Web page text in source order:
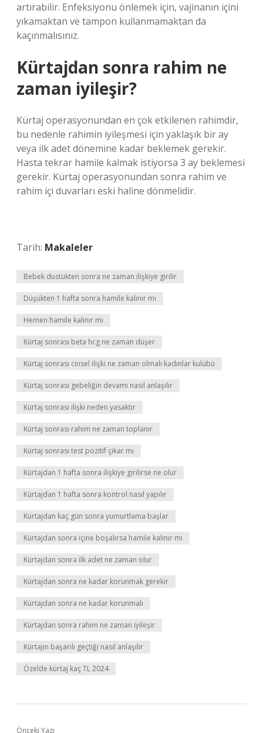
artırabilir. Enfeksiyonu önlemek için, vajinanın içini
yıkamaktan ve tampon kullanmamaktan da
kaçınmalısınız.
Kürtajdan sonra rahim ne
zaman iyileşir?
Kürtaj operasyonundan en çok etkilenen rahimdir,
bu nedenle rahimin iyileşmesi için yaklaşık bir ay
veya ilk adet dönemine kadar beklemek gerekir.
Hasta tekrar hamile kalmak istiyorsa 3 ay beklemesi
gerekir. Kürtaj operasyonundan sonra rahim ve
rahim içi duvarları eski haline dönmelidir.
Tarih: Makaleler
Bebek dustukten sonra ne zaman ilişkiye girilir
Düşükten 1 hafta sonra hamile kalınır mı
Hemen hamile kalınır mı
Kürtaj sonrası beta hcg ne zaman düşer
Kürtaj sonrası cinsel ilişki ne zaman olmalı kadınlar kulübü
Kürtaj sonrası gebeliğin devamı nasıl anlaşılır
Kürtaj sonrası ilişki neden yasaktır
Kürtaj sonrası rahim ne zaman toplanır
Kürtaj sonrası test pozitif çıkar mı
Kürtajdan 1 hafta sonra ilişkiye girilirse ne olur
Kürtajdan 1 hafta sonra kontrol nasıl yapılır
Kürtajdan kaç gün sonra yumurtlama başlar
Kürtajdan sonra içine boşalırsa hamile kalınır mı
Kürtajdan sonra ilk adet ne zaman olur
Kürtajdan sonra ne kadar korunmak gerekir
Kürtajdan sonra ne kadar korunmalı
Kürtajdan sonra rahim ne zaman iyileşir
Kürtajın başarılı geçtiği nasıl anlaşılır
Özelde kürtaj kaç TL 2024
Önceki Yazı